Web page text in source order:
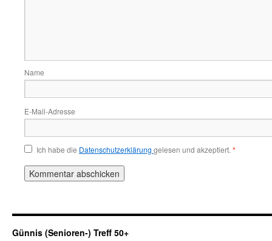
Name
E-Mail-Adresse
Ich habe die Datenschutzerklärung gelesen und akzeptiert. *
Günnis (Senioren-) Treff 50+